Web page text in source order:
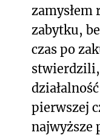
zabytku,
czas po
stwierdzili,
pierwszej
najwyższe